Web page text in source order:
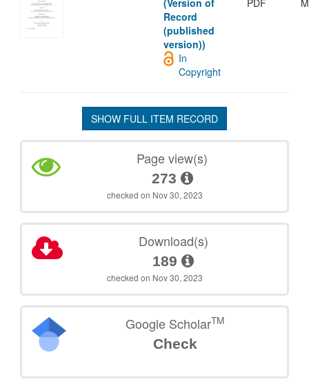
Record
(published
version))
In
Copyright
SHOW FULL ITEM RECORD
Page view(s)
273
checked on Nov 30, 2023
Download(s)
189
checked on Nov 30, 2023
Google ScholarTM
Check